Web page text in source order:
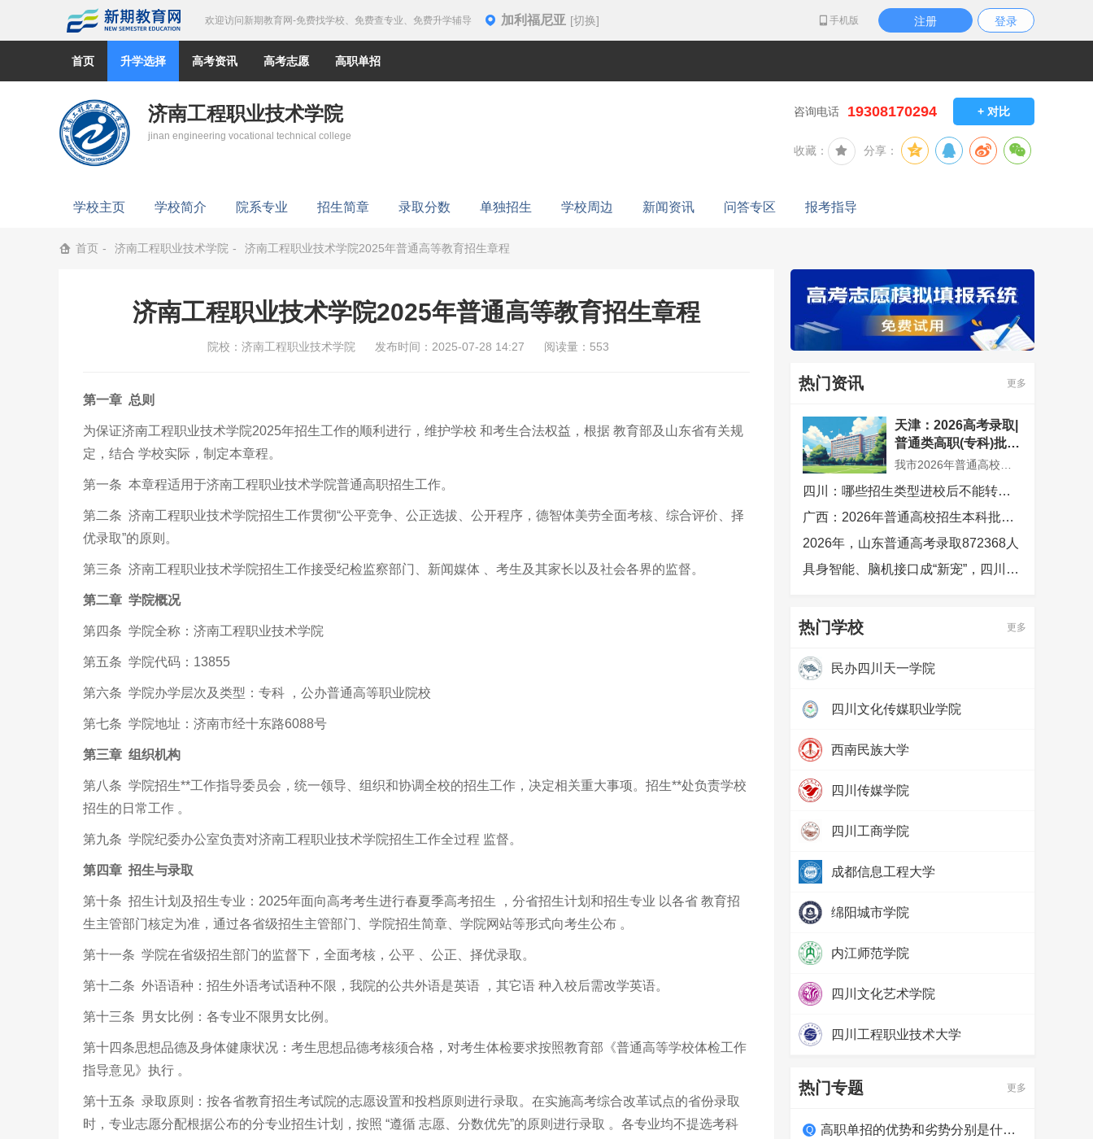
欢迎访问新期教育网-免费找学校、免费查专业、免费升学辅导 加利福尼亚 [切换] 手机版 注册 登录
首页 升学选择 高考资讯 高考志愿 高职单招
济南工程职业技术学院
jinan engineering vocational technical college
+ 对比
咨询电话 19308170294
收藏： 分享：
学校主页 学校简介 院系专业 招生简章 录取分数 单独招生 学校周边 新闻资讯 问答专区 报考指导
首页 济南工程职业技术学院 济南工程职业技术学院2025年普通高等教育招生章程
济南工程职业技术学院2025年普通高等教育招生章程
院校： 济南工程职业技术学院 发布时间：2025-07-28 14:27 阅读量：553
第一章 总则
为保证济南工程职业技术学院2025年招生工作的顺利进行，维护学校 和考生合法权益，根据 教育部及山东省有关规
定，结合 学校实际，制定本章程。
第一条 本章程适用于济南工程职业技术学院普通高职招生工作。
第二条 济南工程职业技术学院招生工作贯彻“公平竞争、公正选拔、公开程序，德智体美劳全面考核、综合评价、择
优录取”的原则。
第三条 济南工程职业技术学院招生工作接受纪检监察部门、新闻媒体 、考生及其家长以及社会各界的监督。
第二章 学院概况
第四条 学院全称：济南工程职业技术学院
第五条 学院代码：13855
第六条 学院办学层次及类型：专科 ，公办普通高等职业院校
第七条 学院地址：济南市经十东路6088号
第三章 组织机构
第八条 学院招生**工作指导委员会，统一领导、组织和协调全校的招生工作，决定相关重大事项。招生**处负责学校
招生的日常工作 。
第九条 学院纪委办公室负责对济南工程职业技术学院招生工作全过程 监督。
第四章 招生与录取
第十条 招生计划及招生专业：2025年面向高考考生进行春夏季高考招生 ，分省招生计划和招生专业 以各省 教育招
生主管部门核定为准，通过各省级招生主管部门、学院招生简章、学院网站等形式向考生公布 。
第十一条 学院在省级招生部门的监督下，全面考核，公平 、公正、择优录取。
第十二条 外语语种：招生外语考试语种不限，我院的公共外语是英语 ，其它语 种入校后需改学英语。
第十三条 男女比例：各专业不限男女比例。
第十四条思想品德及身体健康状况：考生思想品德考核须合格，对考生体检要求按照教育部《普通高等学校体检工作
指导意见》执行 。
第十五条 录取原则：按各省教育招生考试院的志愿设置和投档原则进行录取。在实施高考综合改革试点的省份录取
时，专业志愿分配根据公布的分专业招生计划，按照 “遵循 志愿、分数优先”的原则进行录取 。各专业均不提选考科
热门资讯 更多
天津：2026高考录取|
普通类高职(专科)批次
征询志愿录取结果可
招生录取工作顺利结
束
四川：哪些招生类型进校后不能转专业
广西：2026年普通高校招生本科批次录取圆满结束
2026年，山东普通高考录取872368人
具身智能、脑机接口成“新宠”，四川高考生今年最爱哪些专业？
热门学校 更多
民办四川天一学院
四川文化传媒职业学院
西南民族大学
四川传媒学院
四川工商学院
成都信息工程大学
绵阳城市学院
内江师范学院
四川文化艺术学院
四川工程职业技术大学
热门专题 更多
高职单招的优势和劣势分别是什么？适合哪类学生？